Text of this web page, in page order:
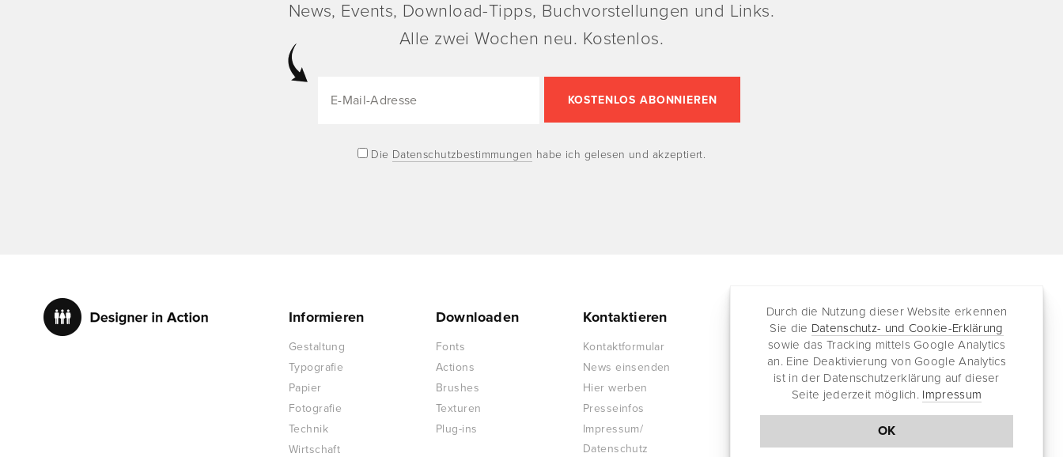
Durch die Nutzung dieser Website erkennen
Sie die Datenschutz- und Cookie-Erklärung
sowie das Tracking mittels Google Analytics
an. Eine Deaktivierung von Google Analytics
ist in der Datenschutzerklärung auf dieser
Seite jederzeit möglich. Impressum
OK
News, Events, Download-Tipps, Buchvorstellungen und Links.
Alle zwei Wochen neu. Kostenlos.
Die Datenschutzbestimmungen habe ich gelesen und akzeptiert.
Informieren
Gestaltung
Typografie
Papier
Fotografie
Technik
Wirtschaft
Downloaden
Fonts
Actions
Brushes
Texturen
Plug-ins
Kontaktieren
Kontaktformular
News einsenden
Hier werben
Presseinfos
Impressum/
Datenschutz
Folgen
Facebook
Partnersites
Rullkötter AGD
Jazz for me